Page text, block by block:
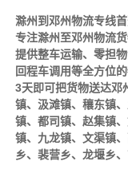
滁州到邓州物流专线
专注滁州至邓州物流
提供整车运输、零担
回程车调用等全方位
3天即可把货物送达邓
镇、汲滩镇、穰东镇
镇、都司镇、赵集镇
镇、九龙镇、文渠镇
乡、裴营乡、龙堰乡